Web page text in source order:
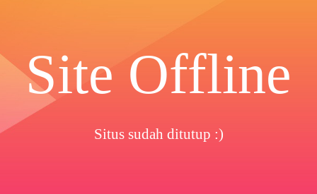
Site Offline
Situs sudah ditutup :)